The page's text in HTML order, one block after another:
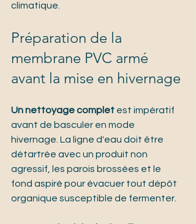
climatique.
Préparation de la
membrane PVC armé
avant la mise en hivernage
Un nettoyage complet est impératif
avant de basculer en mode
hivernage. La ligne d'eau doit être
détartrée avec un produit non
agressif, les parois brossées et le
fond aspiré pour évacuer tout dépôt
organique susceptible de fermenter.